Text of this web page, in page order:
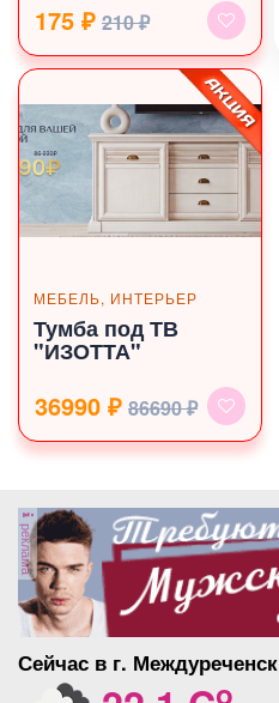
175 ₽ 210 ₽
МЕБЕЛЬ, ИНТЕРЬЕР
Тумба под ТВ
"ИЗОТТА"
36990 ₽ 86690 ₽
реклама
Сейчас в г. Междуреченск
o